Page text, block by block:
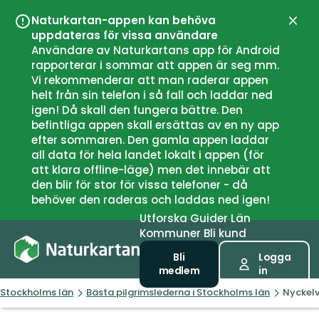
Naturkartan-appen kan behöva
uppdateras för vissa användare
Användare av Naturkartans app för Android
rapporterar i sommar att appen är seg mm.
Vi rekommenderar att man raderar appen
helt från sin telefon i så fall och laddar ned
igen! Då skall den fungera bättre. Den
befintliga appen skall ersättas av en ny app
efter sommaren. Den gamla appen laddar
all data för hela landet lokalt i appen (för
att klara offline-läge) men det innebär att
den blir för stor för vissa telefoner - då
behöver den raderas och laddas ned igen!
UtforskaGuiderLän
Kommuner Bli kund
Bli
medlem
Logga
in
Stockholms län Bästa pilgrimslederna i Stockholms län